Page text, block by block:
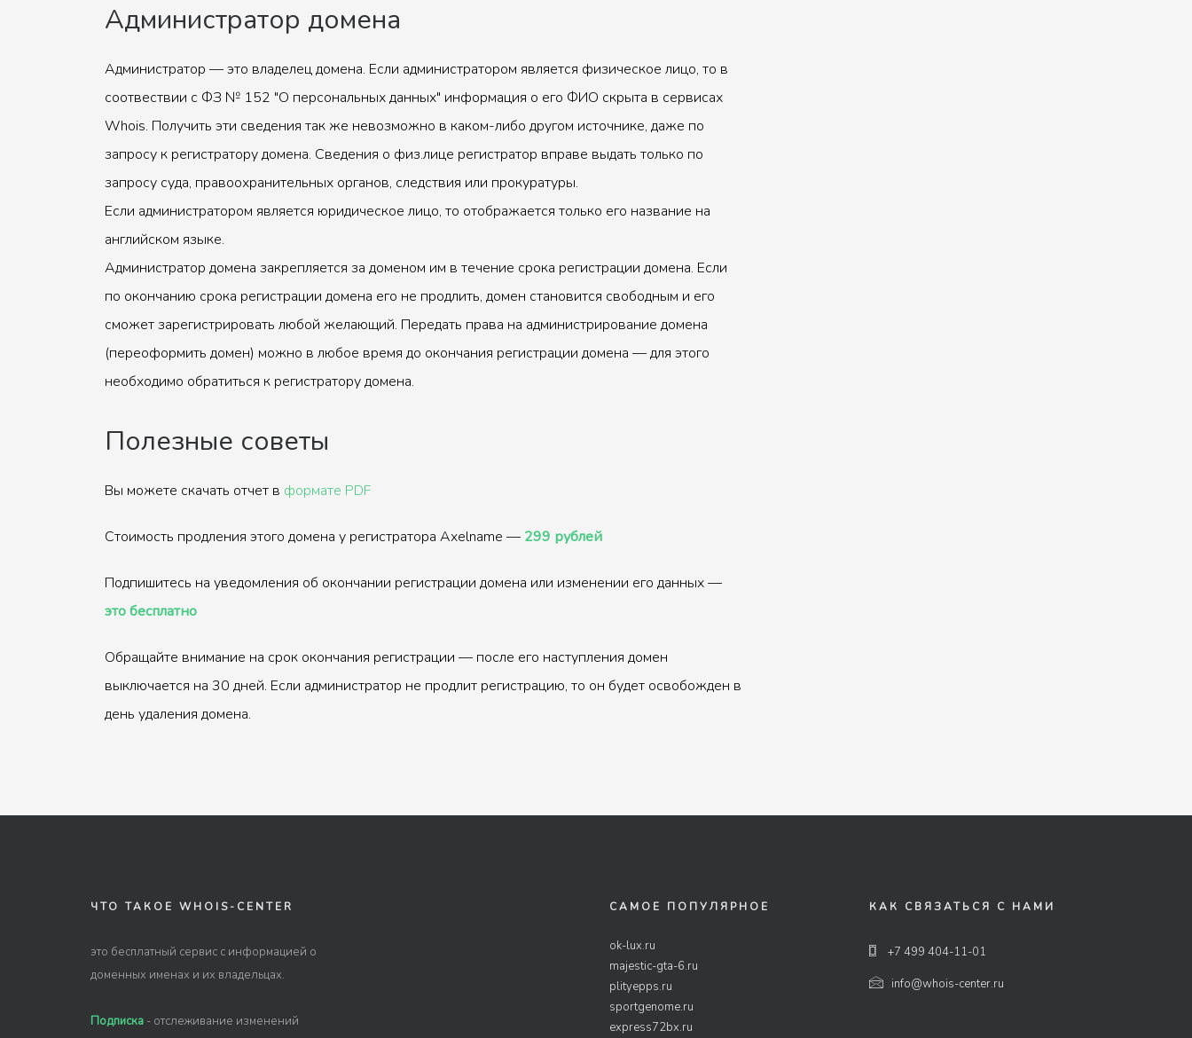
Администратор домена
Администратор — это владелец домена. Если администратором является физическое лицо, то в
соотвествии с ФЗ № 152 "О персональных данных" информация о его ФИО скрыта в сервисах
Whois. Получить эти сведения так же невозможно в каком-либо другом источнике, даже по
запросу к регистратору домена. Сведения о физ.лице регистратор вправе выдать только по
запросу суда, правоохранительных органов, следствия или прокуратуры.
Если администратором является юридическое лицо, то отображается только его название на
английском языке.
Администратор домена закрепляется за доменом им в течение срока регистрации домена. Если
по окончанию срока регистрации домена его не продлить, домен становится свободным и его
сможет зарегистрировать любой желающий. Передать права на администрирование домена
(переоформить домен) можно в любое время до окончания регистрации домена — для этого
необходимо обратиться к регистратору домена.
Полезные советы
Вы можете скачать отчет в формате PDF
Стоимость продления этого домена у регистратора Axelname — 299 рублей
Подпишитесь на уведомления об окончании регистрации домена или изменении его данных —
это бесплатно
Обращайте внимание на срок окончания регистрации — после его наступления домен
выключается на 30 дней. Если администратор не продлит регистрацию, то он будет освобожден в
день удаления домена.
ЧТО ТАКОЕ WHOIS-CENTER
это бесплатный сервис с информацией о
доменных именах и их владельцах.
Подписка - отслеживание изменений
САМОЕ ПОПУЛЯРНОЕ
ok-lux.ru
majestic-gta-6.ru
plityepps.ru
sportgenome.ru
express72bx.ru
КАК СВЯЗАТЬСЯ С НАМИ
+7 499 404-11-01
info@whois-center.ru